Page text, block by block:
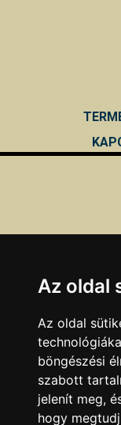
Ha a fenti
Az oldal
Az oldal
böngészési
szabott
jelenít meg,
hogy